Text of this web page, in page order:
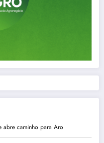
abre caminho para Aro